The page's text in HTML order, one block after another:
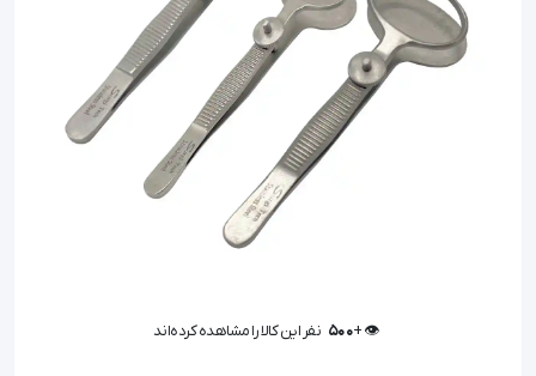
👁️ +
500 نفر این کالا را مشاهده کرده‌اند